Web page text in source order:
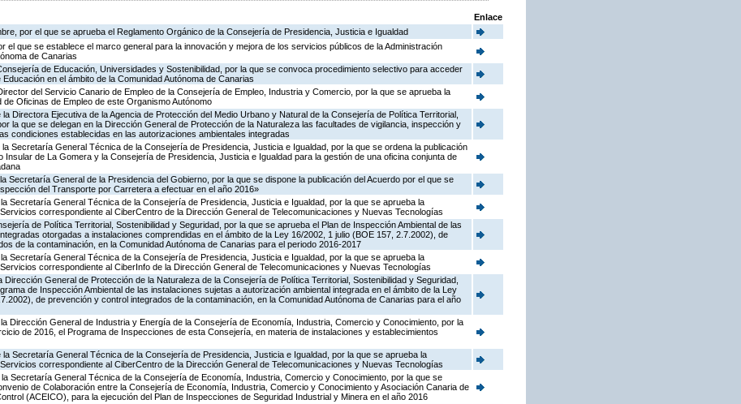
Enlace
por el que se aprueba el Reglamento Orgánico de la Consejería de Presidencia, Justicia e Igualdad
el que se establece el marco general para la innovación y mejora de los servicios públicos de la Administración
de Canarias
de Educación, Universidades y Sostenibilidad, por la que se convoca procedimiento selectivo para acceder
en el ámbito de la Comunidad Autónoma de Canarias
del Servicio Canario de Empleo de la Consejería de Empleo, Industria y Comercio, por la que se aprueba la
Oficinas de Empleo de este Organismo Autónomo
Directora Ejecutiva de la Agencia de Protección del Medio Urbano y Natural de la Consejería de Política Territorial,
la que se delegan en la Dirección General de Protección de la Naturaleza las facultades de vigilancia, inspección y
condiciones establecidas en las autorizaciones ambientales integradas
la Secretaría General Técnica de la Consejería de Presidencia, Justicia e Igualdad, por la que se ordena la publicación
Insular de La Gomera y la Consejería de Presidencia, Justicia e Igualdad para la gestión de una oficina conjunta de
Secretaría General de la Presidencia del Gobierno, por la que se dispone la publicación del Acuerdo por el que se
del Transporte por Carretera a efectuar en el año 2016»
Secretaría General Técnica de la Consejería de Presidencia, Justicia e Igualdad, por la que se aprueba la
correspondiente al CiberCentro de la Dirección General de Telecomunicaciones y Nuevas Tecnologías
de Política Territorial, Sostenibilidad y Seguridad, por la que se aprueba el Plan de Inspección Ambiental de las
otorgadas a instalaciones comprendidas en el ámbito de la Ley 16/2002, 1 julio (BOE 157, 2.7.2002), de
de la contaminación, en la Comunidad Autónoma de Canarias para el periodo 2016-2017
Secretaría General Técnica de la Consejería de Presidencia, Justicia e Igualdad, por la que se aprueba la
correspondiente al CiberInfo de la Dirección General de Telecomunicaciones y Nuevas Tecnologías
Dirección General de Protección de la Naturaleza de la Consejería de Política Territorial, Sostenibilidad y Seguridad,
de Inspección Ambiental de las instalaciones sujetas a autorización ambiental integrada en el ámbito de la Ley
de prevención y control integrados de la contaminación, en la Comunidad Autónoma de Canarias para el año
Dirección General de Industria y Energía de la Consejería de Economía, Industria, Comercio y Conocimiento, por la
de 2016, el Programa de Inspecciones de esta Consejería, en materia de instalaciones y establecimientos
la Secretaría General Técnica de la Consejería de Presidencia, Justicia e Igualdad, por la que se aprueba la
correspondiente al CiberCentro de la Dirección General de Telecomunicaciones y Nuevas Tecnologías
Secretaría General Técnica de la Consejería de Economía, Industria, Comercio y Conocimiento, por la que se
de Colaboración entre la Consejería de Economía, Industria, Comercio y Conocimiento y Asociación Canaria de
(ACEICO), para la ejecución del Plan de Inspecciones de Seguridad Industrial y Minera en el año 2016